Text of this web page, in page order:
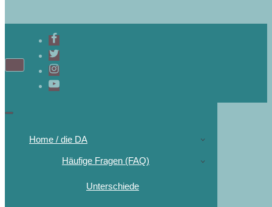
Navigations-
Navigations-
Home / die DA
Häufige Fragen (FAQ)
Unterschiede